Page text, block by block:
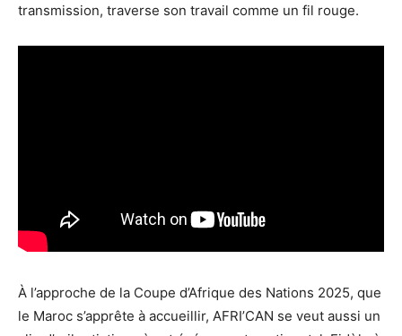
transmission, traverse son travail comme un fil rouge.
À l’approche de la Coupe d’Afrique des Nations 2025, que
le Maroc s’apprête à accueillir, AFRI’CAN se veut aussi un